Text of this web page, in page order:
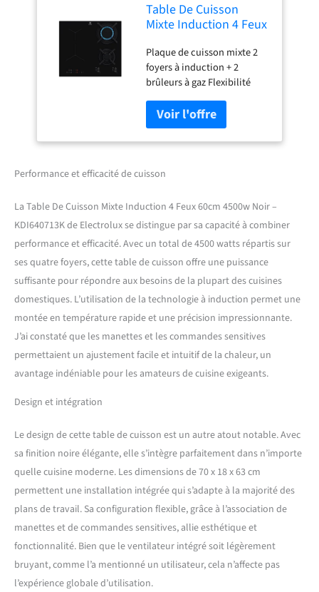
Table De Cuisson
Mixte Induction 4 Feux
KDI640713K
Plaque de cuisson mixte 2
foyers à induction + 2
brûleurs à gaz Flexibilité
Puissance totale 10 400
Watts Bandeau de
commandes frontal
Performance et efficacité de cuisson
La Table De Cuisson Mixte Induction 4 Feux 60cm 4500w Noir –
KDI640713K de Electrolux se distingue par sa capacité à combiner
performance et efficacité. Avec un total de 4500 watts répartis sur
ses quatre foyers, cette table de cuisson offre une puissance
suffisante pour répondre aux besoins de la plupart des cuisines
domestiques. L’utilisation de la technologie à induction permet une
montée en température rapide et une précision impressionnante.
J’ai constaté que les manettes et les commandes sensitives
permettaient un ajustement facile et intuitif de la chaleur, un
avantage indéniable pour les amateurs de cuisine exigeants.
Design et intégration
Le design de cette table de cuisson est un autre atout notable. Avec
sa finition noire élégante, elle s’intègre parfaitement dans n’importe
quelle cuisine moderne. Les dimensions de 70 x 18 x 63 cm
permettent une installation intégrée qui s’adapte à la majorité des
plans de travail. Sa configuration flexible, grâce à l’association de
manettes et de commandes sensitives, allie esthétique et
fonctionnalité. Bien que le ventilateur intégré soit légèrement
bruyant, comme l’a mentionné un utilisateur, cela n’affecte pas
l’expérience globale d’utilisation.